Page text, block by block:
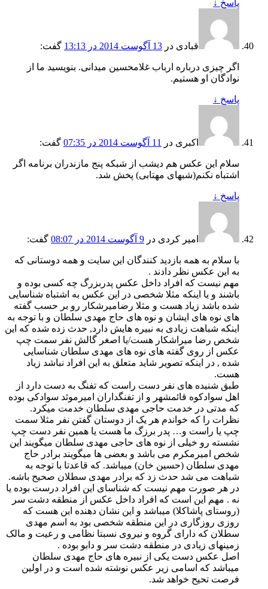
پاسخ ↓
قبادی در 13 آگوست 2014 در 13:13 گفت:
اگر چیزی درباره ارباب غلامحسین میدانی. بنویسید ما از
نوادگان او هستیم.
پاسخ ↓
اکبری در 11 آگوست 2014 در 07:35 گفت:
سلام این عکس هم دیشب از شبکه پنج مازندران برنامه اگر
اشتباه نکنم(شبهای مهتابی) پخش شد.
پاسخ ↓
امیر کردی در 9 آگوست 2014 در 08:07 گفت:
با سلام به همه بازدید کنندگان این سایت و همه دوستانی که
به این عکس نظر دادند .
مهم نیست که افراد داخل عکس پدربزرگ چه کسی بوده و
باشند و یا اینکه مثلا شخصی در این عکس به اشتباه شناسایی
شده باشد زیاد هست و مثلا رضامیرشکار رو بر حسب گفته
های نوه های ایشان و نوه های حاج مهدی سلطان و با توجه به
اینکه شباهت زیادی به نبیره هایش دارد, حدث زده شده که این
شخص رضا میراشکار هست/یا اصغر گالش نفر سمت چپ
عکس از روی گفته های نوه های مهدی سلطان شناسایی
شده , در اینکه تصویر شاید متعلق به این افراد نباشد زیاد
هست.
طبق شنیده های نفر دست راست که تفنگ به دست دارد از
اهل سوادکوه قائمشهر و از تفنگداران امیرموئد سوادکی بوده
که مدتی در خدمت حاجی مهدی سلطان خدمت میکرد.
نظرات را که خواندم هر یک از دوستان گفتن نفر مثلا سمت
چپ یا راست و… پدر برزگ ما هست یا همین نفر دست چپ
نشسته رو خیلی از نوه های حاجی مهدی سلطان میگویند این
شخص امیرمکرم می باشد و بعضی ها میگویند برادر حاج
مهدی سلطان (حسین خان) میباشد. که قاعدتا با توجه به
شباهت می شد حدث زد که برادر مهدی سطلان صحیح باشه.
در هر صورت مهم نیست که شناسای این افراد درست بوده یا
نه . مهم این است که افراد داخل عکس از منطقه دشت سر
(روستای پاشاکلا) میباشد و این نشان دهنده این هست که
روزی روزگاری در این منطقه شخصی بود به اسم مهدی
سطلان که دارای گروه و نیروی نسبتا نظامی و رعیت و مالک
زمینهای زیادی در منطقه دشت سر و دابو بوده .
اصل عکس دست یکی از نبیره های حاج مهدی سلطان
میباشد که اسامی زیر عکس نوشته شده است و در اولین
فرصت تحیح خواهد شد.